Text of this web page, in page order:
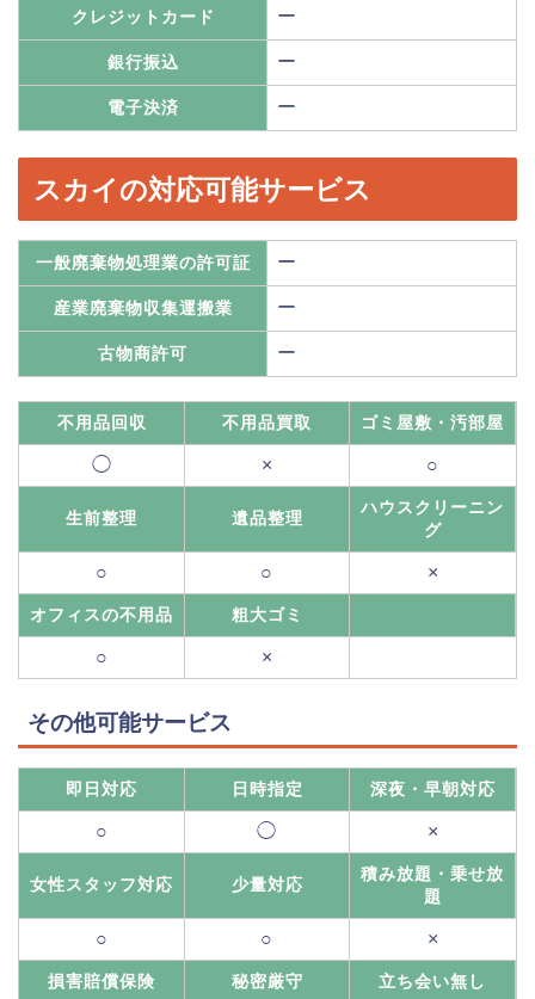
クレジットカード ー
銀行振込 ー
電子決済 ー
スカイの対応可能サービス
一般廃棄物処理業の許可証 ー
産業廃棄物収集運搬業 ー
古物商許可 ー
不用品回収 不用品買取 ゴミ屋敷・汚部屋
◯ × ○
生前整理 遺品整理
ハウスクリーニン
グ
○ ○ ×
オフィスの不用品 粗大ゴミ
○ ×
その他可能サービス
即日対応 日時指定 深夜・早朝対応
○ ◯ ×
女性スタッフ対応 少量対応
積み放題・乗せ放
題
○ ○ ×
損害賠償保険 秘密厳守 立ち会い無し